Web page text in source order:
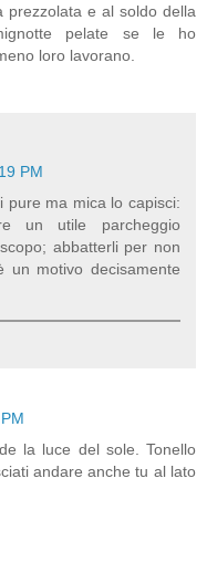
prezzolata e al soldo della
pelate se le ho
loro lavorano.
PM
pure ma mica lo capisci:
un utile parcheggio
abbatterli per non
motivo decisamente
la luce del sole. Tonello
andare anche tu al lato